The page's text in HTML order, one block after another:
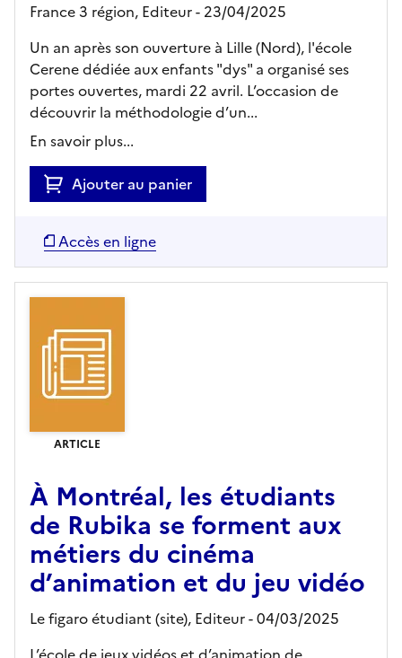
France 3 région, Editeur- 23/04/2025
Un an après son ouverture à Lille (Nord), l'école
Cerene dédiée aux enfants "dys" a organisé ses
portes ouvertes, mardi 22 avril. L’occasion de
découvrir la méthodologie d’un...
En savoir plus...
Ajouter au panier
Accès en ligne
ARTICLE
À Montréal, les étudiants
de Rubika se forment aux
métiers du cinéma
d’animation et du jeu vidéo
Le figaro étudiant (site), Editeur- 04/03/2025